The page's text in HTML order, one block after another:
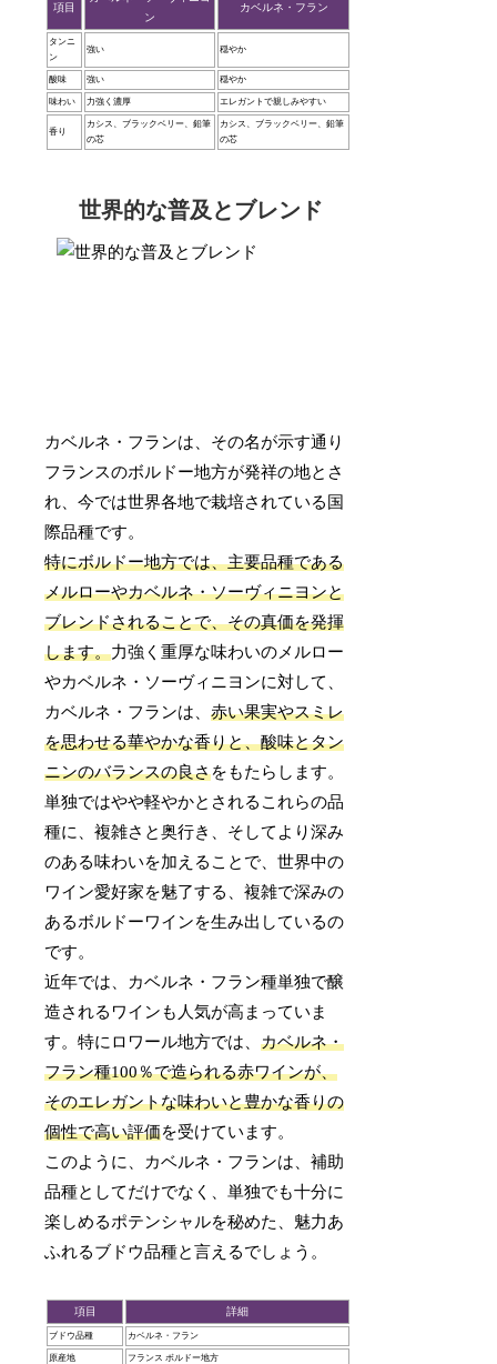
項目
ン
カベルネ・フラン
タンニ
ン
強い 穏やか
酸味 強い 穏やか
味わい 力強く濃厚 エレガントで親しみやすい
香り
カシス、ブラックベリー、鉛筆
の芯
カシス、ブラックベリー、鉛筆
の芯
世界的な普及とブレンド
カベルネ・フランは、その名が示す通り
フランスのボルドー地方が発祥の地とさ
れ、今では世界各地で栽培されている国
際品種です。
特にボルドー地方では、主要品種である
メルローやカベルネ・ソーヴィニヨンと
ブレンドされることで、その真価を発揮
します。力強く重厚な味わいのメルロー
やカベルネ・ソーヴィニヨンに対して、
カベルネ・フランは、赤い果実やスミレ
を思わせる華やかな香りと、酸味とタン
ニンのバランスの良さをもたらします。
単独ではやや軽やかとされるこれらの品
種に、複雑さと奥行き、そしてより深み
のある味わいを加えることで、世界中の
ワイン愛好家を魅了する、複雑で深みの
あるボルドーワインを生み出しているの
です。
近年では、カベルネ・フラン種単独で醸
造されるワインも人気が高まっていま
す。特にロワール地方では、カベルネ・
フラン種100％で造られる赤ワインが、
そのエレガントな味わいと豊かな香りの
個性で高い評価を受けています。
このように、カベルネ・フランは、補助
品種としてだけでなく、単独でも十分に
楽しめるポテンシャルを秘めた、魅力あ
ふれるブドウ品種と言えるでしょう。
項目 詳細
ブドウ品種 カベルネ・フラン
原産地 フランス ボルドー地方